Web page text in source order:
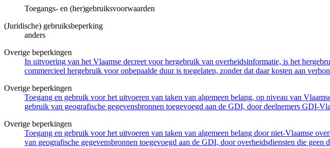
Toegangs- en (her)gebruiksvoorwaarden
(Juridische) gebruiksbeperking
anders
Overige beperkingen
In uitvoering van het Vlaamse decreet voor hergebruik van overheidsinformatie, is het
commercieel hergebruik voor onbepaalde duur is toegelaten, zonder dat daar kosten aan
Overige beperkingen
Toegang en gebruik voor het uitvoeren van taken van algemeen belang, op niveau van
gebruik van geografische gegevensbronnen toegevoegd aan de GDI, door deelnemers GDI-
Overige beperkingen
Toegang en gebruik voor het uitvoeren van taken van algemeen belang door niet-Vlaamse
van geografische gegevensbronnen toegevoegd aan de GDI, door overheidsdiensten die